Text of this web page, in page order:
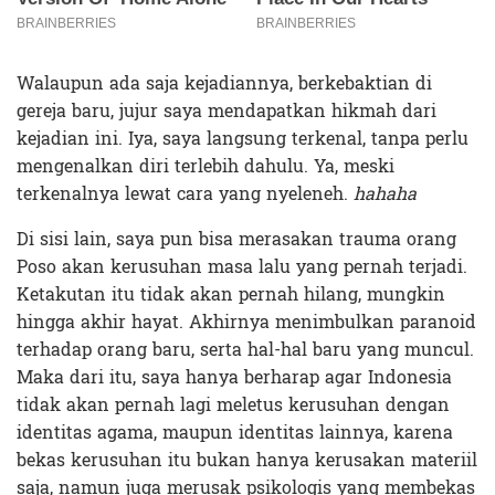
Walaupun ada saja kejadiannya, berkebaktian di
gereja baru, jujur saya mendapatkan hikmah dari
kejadian ini. Iya, saya langsung terkenal, tanpa perlu
mengenalkan diri terlebih dahulu. Ya, meski
terkenalnya lewat cara yang nyeleneh. hahaha
Di sisi lain, saya pun bisa merasakan trauma orang
Poso akan kerusuhan masa lalu yang pernah terjadi.
Ketakutan itu tidak akan pernah hilang, mungkin
hingga akhir hayat. Akhirnya menimbulkan paranoid
terhadap orang baru, serta hal-hal baru yang muncul.
Maka dari itu, saya hanya berharap agar Indonesia
tidak akan pernah lagi meletus kerusuhan dengan
identitas agama, maupun identitas lainnya, karena
bekas kerusuhan itu bukan hanya kerusakan materiil
saja, namun juga merusak psikologis yang membekas